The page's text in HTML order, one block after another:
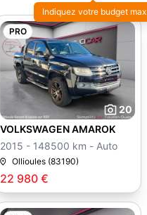
Indiquez votre budget max
PRO
20
22 980 €
VOLKSWAGEN AMAROK
2015 - 148500 km - Auto
Ollioules (83190)